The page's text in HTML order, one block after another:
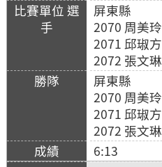
屏東縣
2070 周美玲
2071 邱琡方
2072 張文琳
屏東縣
2070 周美玲
2071 邱琡方
2072 張文琳
6:13